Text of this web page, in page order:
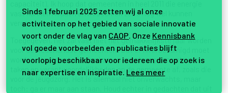
vast kunnen houden en misschien zelfs nog wel kunnen
vergroten.
Toegegeven, het zal vast niet het gemakkelijkste jaar worden
voor de Nederlandse gemeenten. Dat er flink bezuinigd moet
worden staat vast. En dan komen er ook nog eens nieuwe
taken en verantwoordelijkheden op de gemeente af, zoals die
voor de jeugdzorg. Het is allemaal niet onverwachts, maar
Sinds 1 februari 2025 zetten wij al onze
activiteiten op het gebied van sociale innovatie
voort onder de vlag van CAOP . Onze Kennisbank
vol goede voorbeelden en publicaties blijft
voorlopig beschikbaar voor iedereen die op zoek is
naar expertise en inspiratie. Lees meer